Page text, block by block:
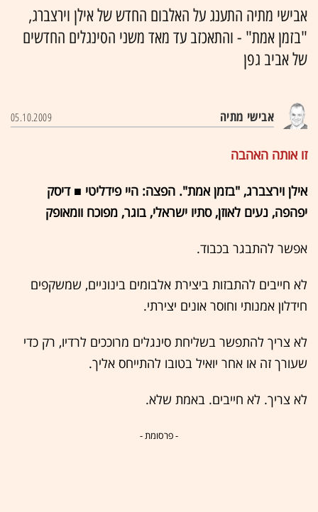
אבישי מתיה התענג על האלבום החדש של אילן וירצברג,
"בזמן אמת" - והתאכזב עד מאד משני הסינגלים החדשים
של אביב גפן
אבישי מתיה 05.10.2009
זו אותה האהבה
אילן וירצברג, "בזמן אמת". הפצה: היי פידליטי ■ דיסק
יפהפה, נעים לאוזן, סתיו ישראלי, בוגר, מפוכח וומאופק
אפשר להתבגר בכבוד.
לא חייבים להתבזות ביצירת אלבומים בינוניים, שמשקפים
חידלון אמנותי וחוסר אונים יצירתי.
לא צריך להתפשר בשליחת סינגלים מרוככים לרדיו, רק כדי
שעורך זה או אחר יואיל בטובו להתייחס אליך.
לא צריך. לא חייבים. באמת שלא.
- פרסומת -